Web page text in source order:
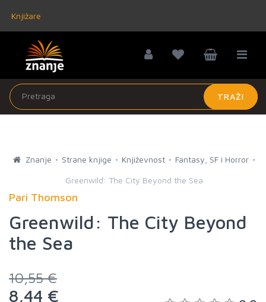
Knjižare
TRAŽI
Znanje Strane knjige Književnost Fantasy, SF i Horror
Greenwild: The City Beyond the Sea
Pari Thomson
Greenwild: The City Beyond
the Sea
10,55 €
8,44 €